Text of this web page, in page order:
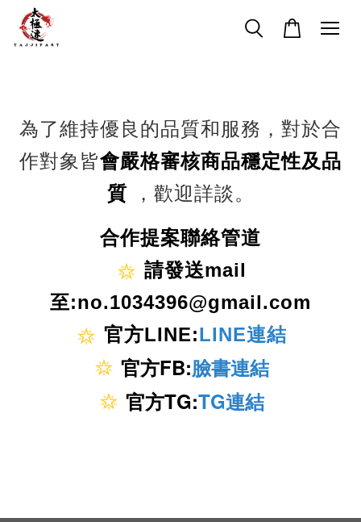
為了維持優良的品質和服務，對於合
作對象皆會嚴格審核商品穩定性及品
質
，歡迎詳談。
合作提案聯絡管道
請發送mail
至:no.1034396@gmail.com
官方LINE:LINE連結
官方FB:臉書連結
官方TG:TG連結